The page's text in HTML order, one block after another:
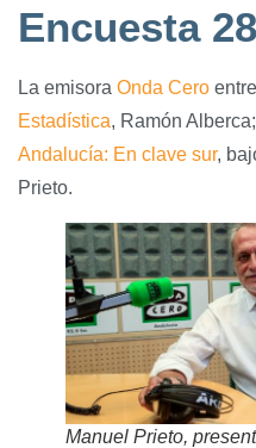
Encuesta
La emisora Onda Cero
Estadística, Ramón
Andalucía: En clave sur,
Prieto.
Manuel Prieto,